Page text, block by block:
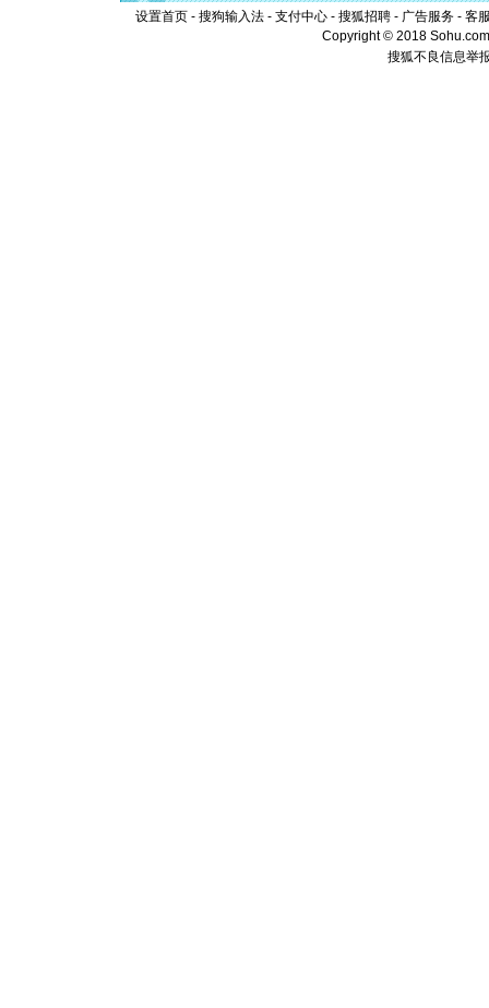
卖了。水
[春节]
风
道一声平
设置首页 - 搜狗输入法 - 支付中心 - 搜狐招聘 - 广告服务 - 客
Copyright © 2018
搜狐不良信息举